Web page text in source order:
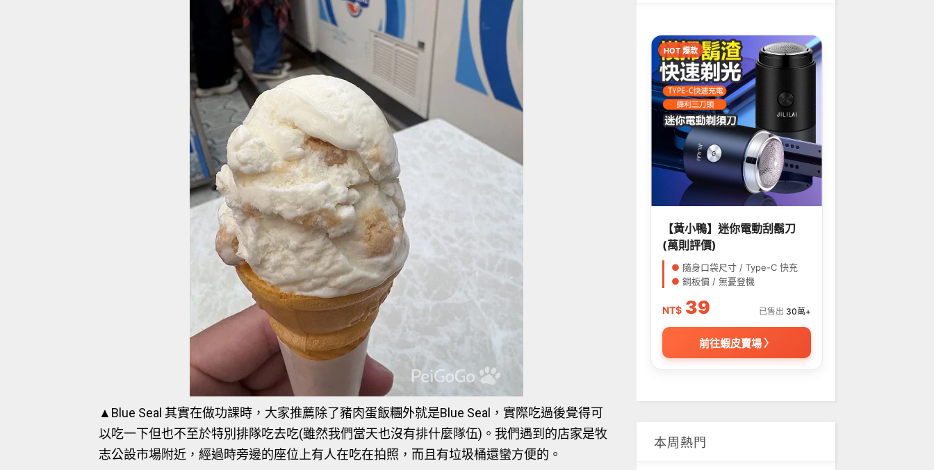
▲Blue Seal 其實在做功課時，大家推薦除了豬肉蛋飯糰外就是Blue Seal，實際吃過後覺得可
以吃一下但也不至於特別排隊吃去吃(雖然我們當天也沒有排什麼隊伍)。我們遇到的店家是牧
志公設市場附近，經過時旁邊的座位上有人在吃在拍照，而且有垃圾桶還蠻方便的。
HOT 爆款
【黃小鴨】迷你電動刮鬍刀
(萬則評價)
● 隨身口袋尺寸 / Type-C 快充
● 銅板價 / 無憂登機
NT$ 39 已售出 30萬+
前往蝦皮賣場 〉
本周熱門